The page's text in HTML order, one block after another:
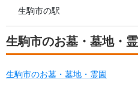
生駒市の駅
生駒市のお墓・墓地・
生駒市のお墓・墓地・霊園